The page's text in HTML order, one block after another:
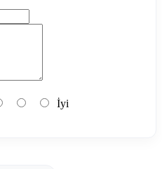
İyi